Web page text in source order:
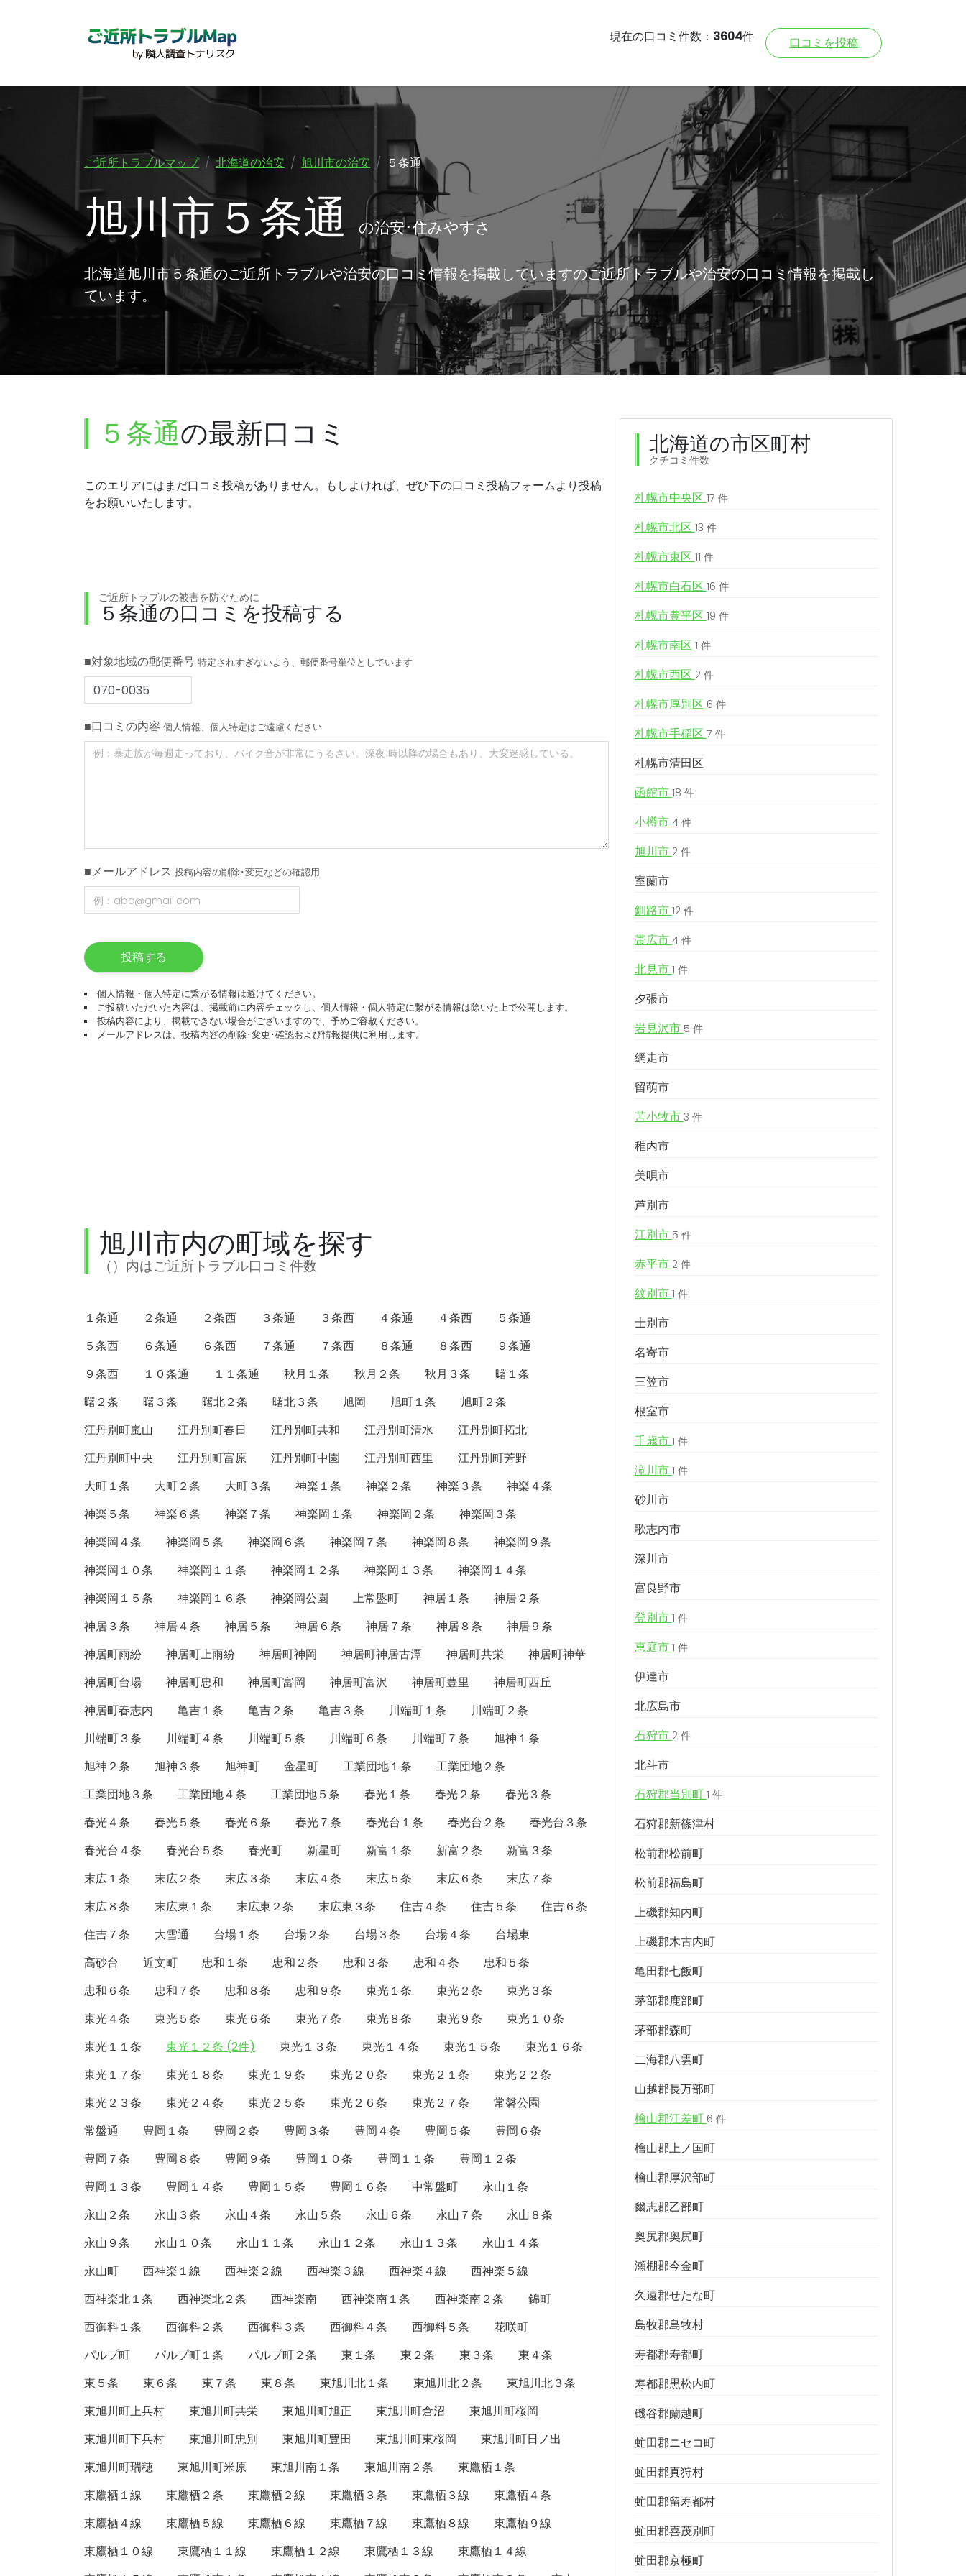
現在の口コミ件数： 3604件 口コミを投稿
ご近所トラブルマップ 北海道の治安 旭川市の治安 ５条通
旭川市５条通 の治安･住みやすさ
北海道旭川市５条通のご近所トラブルや治安の口コミ情報を掲載していますのご近所トラブルや治安の口コミ情報を掲載し
ています。
５条通の最新口コミ
このエリアにはまだ口コミ投稿がありません。もしよければ、ぜひ下の口コミ投稿フォームより投稿
をお願いいたします。
ご近所トラブルの被害を防ぐために
５条通の口コミを投稿する
■対象地域の郵便番号 特定されすぎないよう、郵便番号単位としています
■口コミの内容 個人情報、個人特定はご遠慮ください
■メールアドレス 投稿内容の削除･変更などの確認用
投稿する
個人情報・個人特定に繋がる情報は避けてください。
ご投稿いただいた内容は、掲載前に内容チェックし、個人情報・個人特定に繋がる情報は除いた上で公開します。
投稿内容により、掲載できない場合がございますので、予めご容赦ください。
メールアドレスは、投稿内容の削除･変更･確認および情報提供に利用します。
旭川市内の町域を探す
（）内はご近所トラブル口コミ件数
１条通 ２条通 ２条西 ３条通 ３条西 ４条通 ４条西
５条通
５条西
６条通 ６条西 ７条通 ７条西 ８条通 ８条西
９条通
９条西
１０条通 １１条通 秋月１条 秋月２条 秋月３条
曙１条
曙２条
曙３条 曙北２条 曙北３条 旭岡 旭町１条
旭町２条
江丹別町嵐山
江丹別町春日 江丹別町共和 江丹別町清水
江丹別町拓北
江丹別町中央
江丹別町富原 江丹別町中園 江丹別町西里
江丹別町芳野
大町１条
大町２条 大町３条 神楽１条 神楽２条 神楽３条
神楽４条
神楽５条
神楽６条 神楽７条 神楽岡１条 神楽岡２条
神楽岡３条
神楽岡４条
神楽岡５条 神楽岡６条 神楽岡７条 神楽岡８条
神楽岡９条
神楽岡１０条
神楽岡１１条 神楽岡１２条 神楽岡１３条
神楽岡１４条
神楽岡１５条
神楽岡１６条 神楽岡公園 上常盤町 神居１条
神居２条
神居３条
神居４条 神居５条 神居６条 神居７条 神居８条
神居９条
神居町雨紛
神居町上雨紛 神居町神岡 神居町神居古潭 神居町共栄
神居町神華
神居町台場
神居町忠和 神居町富岡 神居町富沢 神居町豊里
神居町西丘
神居町春志内
亀吉１条 亀吉２条 亀吉３条 川端町１条
川端町２条
川端町３条
川端町４条 川端町５条 川端町６条 川端町７条
旭神１条
旭神２条
旭神３条 旭神町 金星町 工業団地１条
工業団地２条
工業団地３条
工業団地４条 工業団地５条 春光１条 春光２条
春光３条
春光４条
春光５条 春光６条 春光７条 春光台１条 春光台２条
春光台３条
春光台４条
春光台５条 春光町 新星町 新富１条 新富２条
新富３条
末広１条
末広２条 末広３条 末広４条 末広５条 末広６条
末広７条
末広８条
末広東１条 末広東２条 末広東３条 住吉４条 住吉５条
住吉６条
住吉７条
大雪通 台場１条 台場２条 台場３条 台場４条
台場東
高砂台
近文町 忠和１条 忠和２条 忠和３条 忠和４条
忠和５条
忠和６条
忠和７条 忠和８条 忠和９条 東光１条 東光２条
東光３条
東光４条
東光５条 東光６条 東光７条 東光８条 東光９条
東光１０条
東光１１条
東光１２条 (2件) 東光１３条 東光１４条 東光１５条
東光１６条
東光１７条
東光１８条 東光１９条 東光２０条 東光２１条
東光２２条
東光２３条
東光２４条 東光２５条 東光２６条 東光２７条
常磐公園
常盤通
豊岡１条 豊岡２条 豊岡３条 豊岡４条 豊岡５条
豊岡６条
豊岡７条
豊岡８条 豊岡９条 豊岡１０条 豊岡１１条
豊岡１２条
豊岡１３条
豊岡１４条 豊岡１５条 豊岡１６条 中常盤町
永山１条
永山２条
永山３条 永山４条 永山５条 永山６条 永山７条
永山８条
永山９条
永山１０条 永山１１条 永山１２条 永山１３条
永山１４条
永山町
西神楽１線 西神楽２線 西神楽３線 西神楽４線
西神楽５線
西神楽北１条
西神楽北２条 西神楽南 西神楽南１条 西神楽南２条
錦町
西御料１条
西御料２条 西御料３条 西御料４条 西御料５条
花咲町
パルプ町
パルプ町１条 パルプ町２条 東１条 東２条 東３条
東４条
東５条
東６条 東７条 東８条 東旭川北１条 東旭川北２条
東旭川北３条
東旭川町上兵村
東旭川町共栄 東旭川町旭正 東旭川町倉沼
東旭川町桜岡
東旭川町下兵村
東旭川町忠別 東旭川町豊田 東旭川町東桜岡
東旭川町日ノ出
東旭川町瑞穂
東旭川町米原 東旭川南１条 東旭川南２条
東鷹栖１条
東鷹栖１線
東鷹栖２条 東鷹栖２線 東鷹栖３条 東鷹栖３線
東鷹栖４条
東鷹栖４線
東鷹栖５線 東鷹栖６線 東鷹栖７線 東鷹栖８線
東鷹栖９線
東鷹栖１０線
東鷹栖１１線 東鷹栖１２線 東鷹栖１３線
東鷹栖１４線
北海道の市区町村
クチコミ件数
札幌市中央区 17 件
札幌市北区 13 件
札幌市東区 11 件
札幌市白石区 16 件
札幌市豊平区 19 件
札幌市南区 1 件
札幌市西区 2 件
札幌市厚別区 6 件
札幌市手稲区 7 件
札幌市清田区
函館市 18 件
小樽市 4 件
旭川市 2 件
室蘭市
釧路市 12 件
帯広市 4 件
北見市 1 件
夕張市
岩見沢市 5 件
網走市
留萌市
苫小牧市 3 件
稚内市
美唄市
芦別市
江別市 5 件
赤平市 2 件
紋別市 1 件
士別市
名寄市
三笠市
根室市
千歳市 1 件
滝川市 1 件
砂川市
歌志内市
深川市
富良野市
登別市 1 件
恵庭市 1 件
伊達市
北広島市
石狩市 2 件
北斗市
石狩郡当別町 1 件
石狩郡新篠津村
松前郡松前町
松前郡福島町
上磯郡知内町
上磯郡木古内町
亀田郡七飯町
茅部郡鹿部町
茅部郡森町
二海郡八雲町
山越郡長万部町
檜山郡江差町 6 件
檜山郡上ノ国町
檜山郡厚沢部町
爾志郡乙部町
奥尻郡奥尻町
瀬棚郡今金町
久遠郡せたな町
島牧郡島牧村
寿都郡寿都町
寿都郡黒松内町
磯谷郡蘭越町
虻田郡ニセコ町
虻田郡真狩村
虻田郡留寿都村
虻田郡喜茂別町
虻田郡京極町